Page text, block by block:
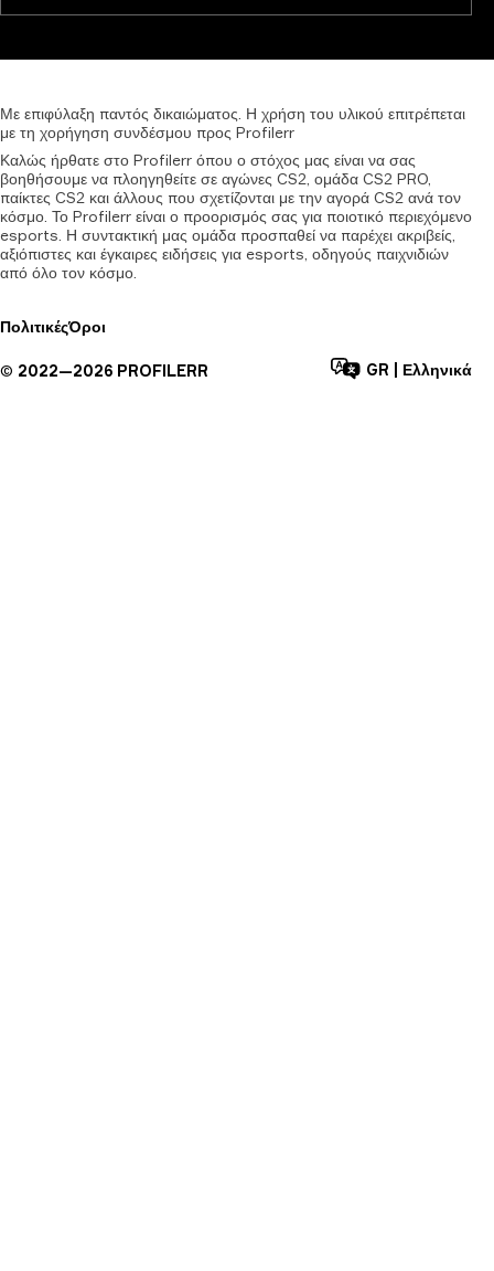
Με επιφύλαξη παντός δικαιώματος. Η χρήση του υλικού επιτρέπεται
με τη χορήγηση συνδέσμου προς Profilerr
Καλώς ήρθατε στο Profilerr όπου ο στόχος μας είναι να σας
βοηθήσουμε να πλοηγηθείτε σε αγώνες CS2, ομάδα CS2 PRO,
παίκτες CS2 και άλλους που σχετίζονται με την αγορά CS2 ανά τον
κόσμο. Το Profilerr είναι ο προορισμός σας για ποιοτικό περιεχόμενο
esports. Η συντακτική μας ομάδα προσπαθεί να παρέχει ακριβείς,
αξιόπιστες και έγκαιρες ειδήσεις για esports, οδηγούς παιχνιδιών
από όλο τον κόσμο.
ΠολιτικέςΌροι
© 2022—2026 PROFILERR GR Ελληνικά